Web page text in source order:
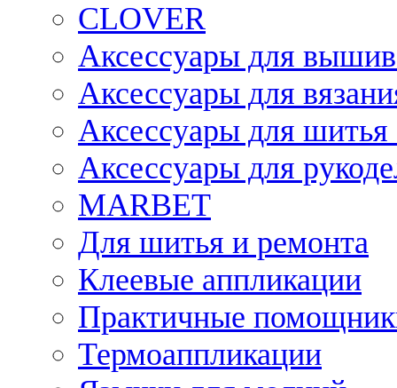
CLOVER
Аксессуары для
Аксессуары для
Аксессуары для
Аксессуары для
MARBET
Для шитья и ремонта
Клеевые аппликации
Практичные
Термоаппликации